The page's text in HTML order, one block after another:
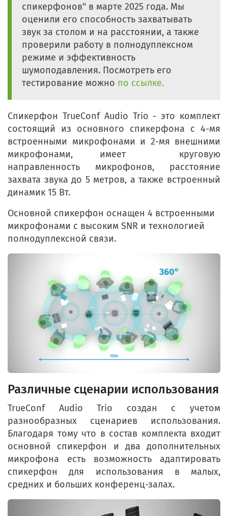
спикерфонов" в марте 2025 года. Мы
оценили его способность захватывать
звук за столом и на расстоянии, а также
проверили работу в полнодуплексном
режиме и эффективность
шумоподавления. Посмотреть его
тестирование можно по ссылке.
Спикерфон TrueConf Audio Trio - это комплект
состоящий из основного спикерфона с 4-мя
встроенными микрофонами и 2-мя внешними
микрофонами, имеет круговую
направленность микрофонов, расстояние
захвата звука до 5 метров, а также встроенный
динамик 15 Вт.
Основной спикерфон оснащен 4 встроенными
микрофонами с высоким SNR и технологией
полнодуплексной связи.
Различные сценарии использования
TrueConf Audio Trio создан с учетом
разнообразных сценариев использования.
Благодаря тому что в состав комплекта входит
основной спикерфон и два дополнительных
микрофона есть возможность адаптировать
спикерфон для использования в малых,
средних и больших конференц-залах.